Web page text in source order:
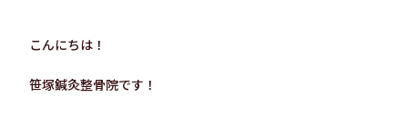
こんにちは！
笹塚鍼灸整骨院です！